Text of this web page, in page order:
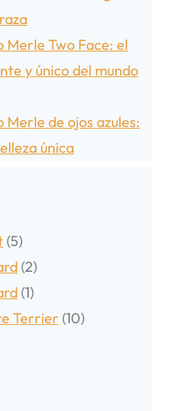
Merle Two Face: el
y único del mundo
Merle de ojos azules:
única
(5)
(2)
(1)
Terrier (10)